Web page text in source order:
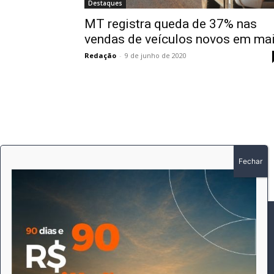
Destaques
MT registra queda de 37% nas
vendas de veículos novos em
Redação - 9 de junho de 2020
SOBRE